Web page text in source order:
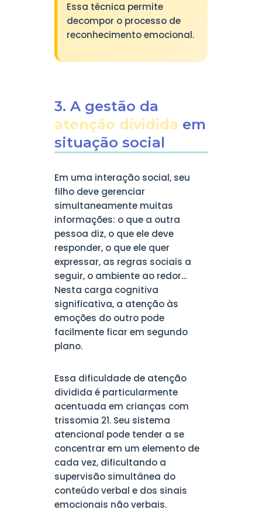
Essa técnica permite
decompor o processo de
reconhecimento emocional.
3. A gestão da
atenção dividida em
situação social
Em uma interação social, seu
filho deve gerenciar
simultaneamente muitas
informações: o que a outra
pessoa diz, o que ele deve
responder, o que ele quer
expressar, as regras sociais a
seguir, o ambiente ao redor...
Nesta carga cognitiva
significativa, a atenção às
emoções do outro pode
facilmente ficar em segundo
plano.
Essa dificuldade de atenção
dividida é particularmente
acentuada em crianças com
trissomia 21. Seu sistema
atencional pode tender a se
concentrar em um elemento de
cada vez, dificultando a
supervisão simultânea do
conteúdo verbal e dos sinais
emocionais não verbais.